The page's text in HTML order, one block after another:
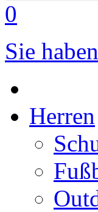
0
Sie
Herren